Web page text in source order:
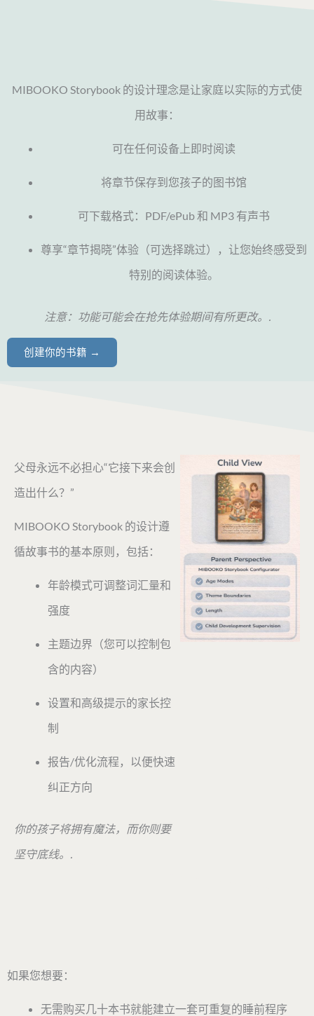
MIBOOKO Storybook 的设计理念是让家庭以实际的方式使
用故事：
可在任何设备上即时阅读
将章节保存到您孩子的图书馆
可下载格式：PDF/ePub 和 MP3 有声书
尊享“章节揭晓”体验（可选择跳过），让您始终感受到
特别的阅读体验。
注意：功能可能会在抢先体验期间有所更改。.
创建你的书籍 →
父母永远不必担心“它接下来会创
造出什么？”
MIBOOKO Storybook 的设计遵
循故事书的基本原则，包括：
年龄模式可调整词汇量和
强度
主题边界（您可以控制包
含的内容）
设置和高级提示的家长控
制
报告/优化流程，以便快速
纠正方向
你的孩子将拥有魔法，而你则要
坚守底线。.
如果您想要：
无需购买几十本书就能建立一套可重复的睡前程序